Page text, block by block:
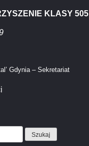
KLASY 505
Gdynia – Sekretariat